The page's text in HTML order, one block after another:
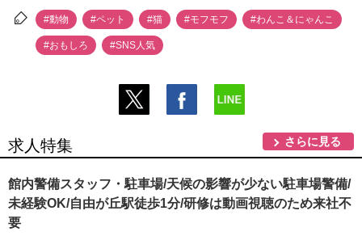
#動物 #ペット #猫 #モフモフ #わんこ＆にゃんこ
#おもしろ #SNS人気
求人特集 さらに見る
館内警備スタッフ・駐車場/天候の影響が少ない駐車場警備/
未経験OK/自由が丘駅徒歩1分/研修は動画視聴のため来社不
要